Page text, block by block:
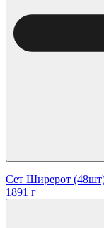
Сет Ширерот
1891 г